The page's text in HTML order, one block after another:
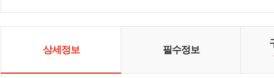
상세정보 필수정보